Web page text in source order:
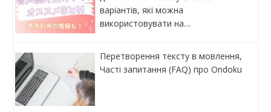
варіантів, які можна
використовувати на…
Перетворення тексту в мовлення,
Часті запитання (FAQ) про Ondoku